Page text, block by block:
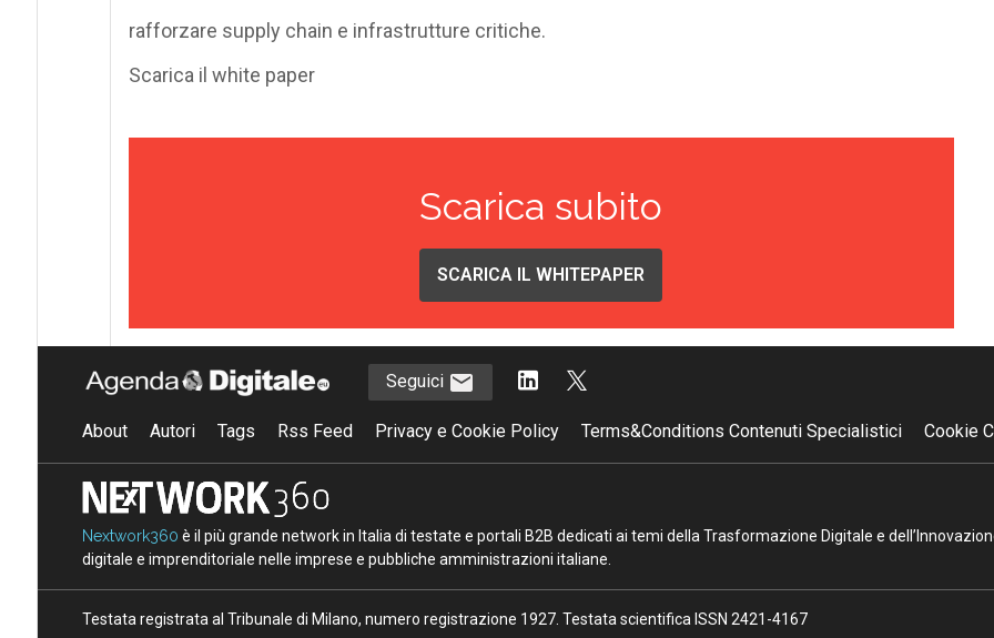
rafforzare supply chain e infrastrutture critiche.
Scarica il white paper
Scarica subito
SCARICA IL WHITEPAPER
Seguici
About Autori Tags Rss Feed Privacy e Cookie Policy Terms&Conditions Contenuti Specialistici Cookie
Nextwork360 è il più grande network in Italia di testate e portali B2B dedicati ai temi della Trasformazione Digitale e
digitale e imprenditoriale nelle imprese e pubbliche amministrazioni italiane.
Testata registrata al Tribunale di Milano, numero registrazione 1927. Testata scientifica ISSN 2421-4167